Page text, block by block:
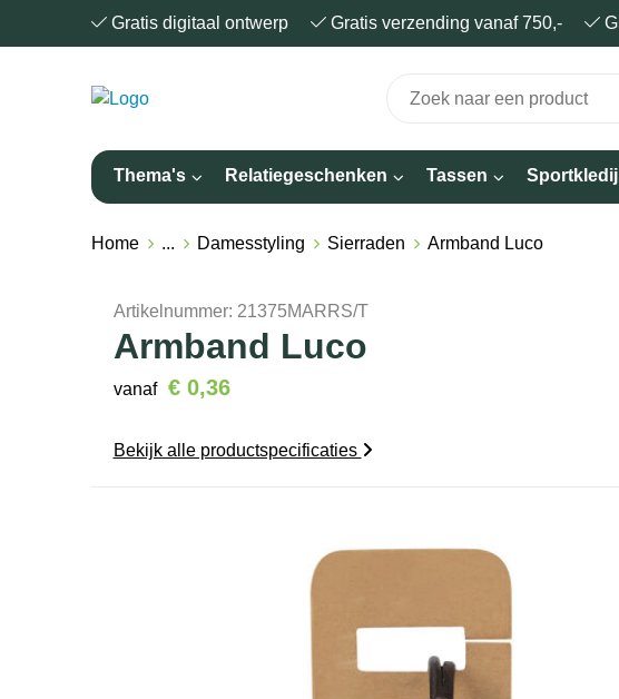
Gratis digitaal ontwerp Gratis verzending vanaf 750,-
Thema's Relatiegeschenken Tassen Sportkledij
Home ... Damesstyling Sierraden Armband Luco
Artikelnummer: 21375MARRS/T
Armband Luco
vanaf € 0,36
Bekijk alle productspecificaties